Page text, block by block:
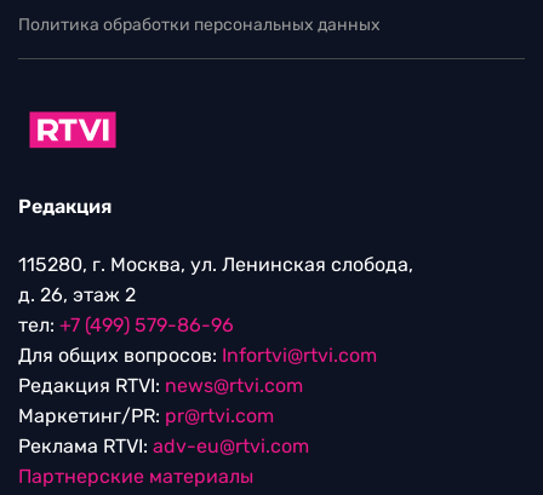
Политика обработки персональных данных
Редакция
115280, г. Москва, ул. Ленинская слобода,
д. 26, этаж 2
тел: +7 (499) 579-86-96
Для общих вопросов: Infortvi@rtvi.com
Редакция RTVI: news@rtvi.com
Маркетинг/PR: pr@rtvi.com
Реклама RTVI: adv-eu@rtvi.com
Партнерские материалы